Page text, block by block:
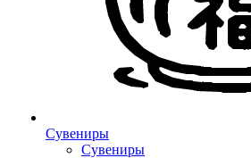
Сувениры
Сувениры